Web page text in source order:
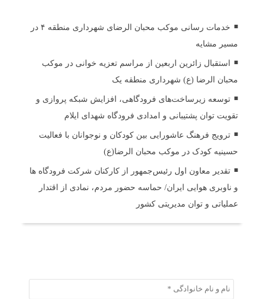
خدمات رسانی موکب محبان الرضای شهرداری منطقه ۴ در
مسیر مشایه
استقبال زائرین اربعین از مراسم تعزیه خوانی در موکب
محبان الرضا (ع) شهرداری منطقه یک
توسعه زیرساخت‌های فرودگاهی، افزایش شبکه پروازی و
تقویت توان پشتیبانی و امدادی فرودگاه شهدای ایلام
ترویج فرهنگ عاشورایی بین کودکان و نوجوانان با فعالیت
حسینیه کودک در موکب محبان الرضا(ع)
تقدیر معاون اول رئیس‌جمهور از کارکنان شرکت فرودگاه ها
و ناوبری هوایی ایران/ حماسه حضور مردم، نمادی از اقتدار
عملیاتی و توان مدیریتی کشور